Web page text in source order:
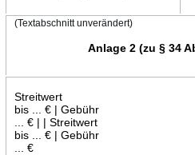
(Textabschnitt unverändert)
Anlage 2 (zu § 34
Streitwert
bis ... € | Gebühr
... € | | Streitwert
bis ... € | Gebühr
... €